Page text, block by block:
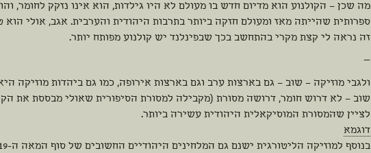
מה שכן – הקולנוע הוא מדיום חדש בו מעולם לא היו גילדות, הוא אינו נזקק לחומר,
ספרותית שהייתה מאז ומעולם חזקה ביותר בתרבות היהודית והערבית. אגב, אולי הוא
זה נראה לי קצת מקרי בהתחשב בכך שבפינלנד יש קולנוע מפותח יותר.
—
ולגבי מוזיקה – שוב – גם בארצות ערב וגם בארצות אירופה, כמו גם ביהדות מוזיקה
שוב – לא דרוש חומר, דרושה מסורת (מקבילה למסורת הסיפורית שאולי מבססת את
לציין שהמסורת המוסיקאלית היהודית עשירה ביותר.
דוגמא
בנוסף למוזיקה הליטורגית ישנם גם המלחינים היהודיים החשובים של סוף המאה ה-19